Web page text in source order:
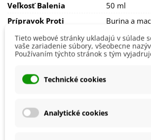
Veľkosť Balenia
50 ml
Prípravok Proti
Burina a
Vhodné Na Ekologické PestovanieNie
ean138594027185731
Tieto webové stránky ukladajú v súlade
vaše zariadenie súbory, všeobecne
Používaním týchto stránok s tým
Technické cookies
Analytické cookies